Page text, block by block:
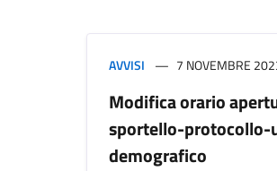
AVVISI 7 NOVEMBRE
Modifica orario
sportello-protocollo-
demografico